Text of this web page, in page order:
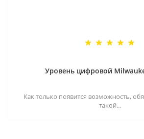
Уровень цифровой
Как только появится возможность,
такой...